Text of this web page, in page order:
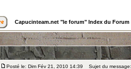
Capucinteam.net "le forum" Index du Forum
Posté le: Dim Fév 21, 2010 14:39 Sujet du